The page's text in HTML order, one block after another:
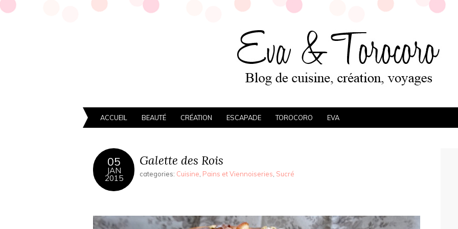
ACCUEIL BEAUTÉ CRÉATION ESCAPADE TOROCORO EVA
05
JAN
2015
Galette des Rois
categories: Cuisine Pains et Viennoiseries Sucré